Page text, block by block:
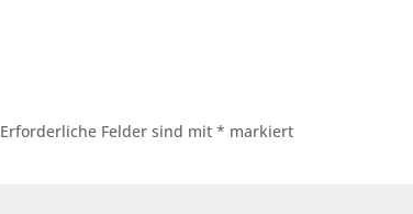
Erforderliche Felder sind mit* markiert